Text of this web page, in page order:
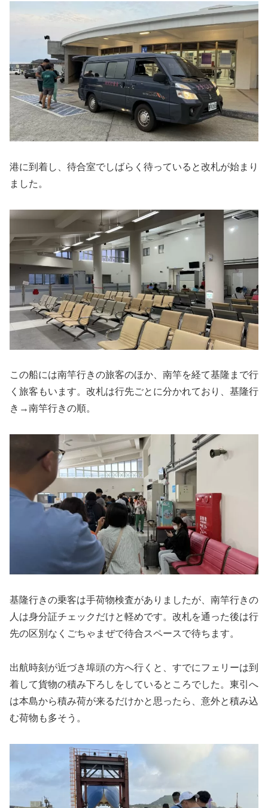
港に到着し、待合室でしばらく待っていると改札が始まり
ました。
この船には南竿行きの旅客のほか、南竿を経て基隆まで行
く旅客もいます。改札は行先ごとに分かれており、基隆行
き→南竿行きの順。
基隆行きの乗客は手荷物検査がありましたが、南竿行きの
人は身分証チェックだけと軽めです。改札を通った後は行
先の区別なくごちゃまぜで待合スペースで待ちます。
出航時刻が近づき埠頭の方へ行くと、すでにフェリーは到
着して貨物の積み下ろしをしているところでした。東引へ
は本島から積み荷が来るだけかと思ったら、意外と積み込
む荷物も多そう。